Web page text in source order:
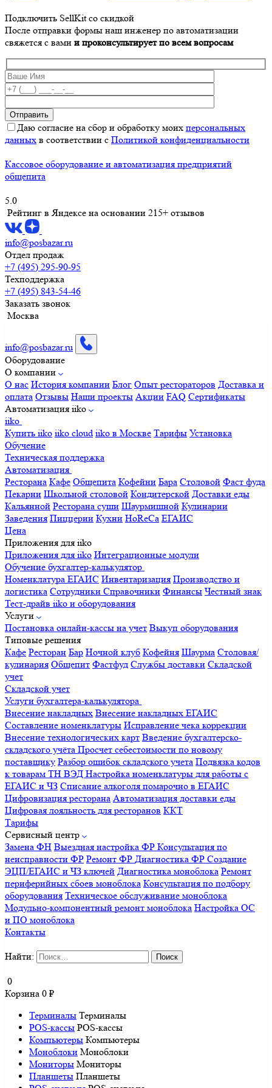
Подключить SellKit со скидкой
После отправки формы наш инженер по автоматизации
свяжется с вами и проконсультирует по всем вопросам
Даю согласие на сбор и обработку моих персональных
данных в соответствии с Политикой конфиденциальности
Кассовое оборудование и автоматизация предприятий
общепита
5.0
Рейтинг в Яндексе на основании 215+ отзывов
info@posbazar.ru
Отдел продаж
+7 (495) 295-90-95
Техподдержка
+7 (495) 843-54-46
Заказать звонок
Москва
info@posbazar.ru
Оборудование
О компании
О нас История компании Блог Опыт рестораторов Доставка и
оплата Отзывы Наши проекты Акции FAQ Сертификаты
Автоматизация iiko
iiko
Купить iiko iiko cloud iiko в Москве Тарифы Установка
Обучение
Техническая поддержка
Автоматизация
Ресторана Кафе Общепита Кофейни Бара Столовой Фаст фуда
Пекарни Школьной столовой Кондитерской Доставки еды
Кальянной Ресторана суши Шаурмишной Кулинарии
Заведения Пиццерии Кухни HoReCa ЕГАИС
Цена
Приложения для iiko
Приложения для iiko Интеграционные модули
Обучение бухгалтер-калькулятор
Номенклатура ЕГАИС Инвентаризация Производство и
логистика Сотрудники Справочники Финансы Честный знак
Тест-драйв iiko и оборудования
Услуги
Постановка онлайн-кассы на учет Выкуп оборудования
Типовые решения
Кафе Ресторан Бар Ночной клуб Кофейня Шаурма Столовая/
кулинария Общепит Фастфуд Службы доставки Складской
учет
Складской учет
Услуги бухгалтера-калькулятора
Внесение накладных Внесение накладных ЕГАИС
Составление номенклатуры Исправление чека коррекции
Внесение технологических карт Введение бухгалтерско-
складского учёта Просчет себестоимости по новому
поставщику Разбор ошибок складского учета Подвязка кодов
к товарам ТН ВЭД Настройка номенклатуры для работы с
ЕГАИС и ЧЗ Списание алкоголя помарочно в ЕГАИС
Цифровизация ресторана Автоматизация доставки еды
Цифровая лояльность для ресторанов ККТ
Тарифы
Сервисный центр
Замена ФН Выездная настройка ФР Консультация по
неисправности ФР Ремонт ФР Диагностика ФР Создание
ЭЦП/ЕГАИС и ЧЗ ключей Диагностика моноблока Ремонт
периферийных сбоев моноблока Консультация по подбору
оборудования Техническое обслуживание моноблока
Модульно-компонентный ремонт моноблока Настройка ОС
и ПО моноблока
Контакты
Найти:
0
Корзина 0 ₽
Терминалы Терминалы
POS-кассы POS-кассы
Компьютеры Компьютеры
Моноблоки Моноблоки
Мониторы Мониторы
Планшеты Планшеты